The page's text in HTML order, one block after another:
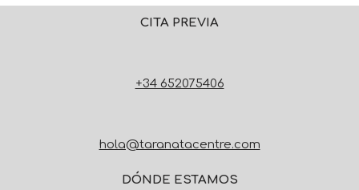
CITA PREVIA
+34 652075406
hola@taranatacentre.com
DÓNDE ESTAMOS